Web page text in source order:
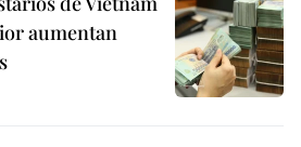
aumentan